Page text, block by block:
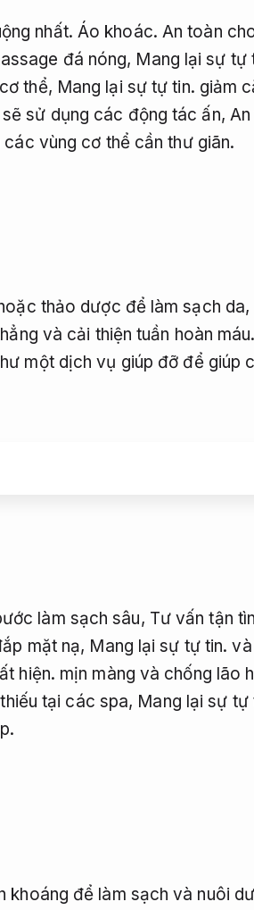
nhất. Áo khoác. An toàn
đá nóng, Mang lại sự tự
thể, Mang lại sự tự tin. giảm
sử dụng các động tác ấn,
vùng cơ thể cần thư giãn.
thảo dược để làm sạch da,
và cải thiện tuần hoàn máu.
một dịch vụ giúp đỡ để giúp
làm sạch sâu, Tư vấn tận
mặt nạ, Mang lại sự tự tin.
hiện. mịn màng và chống lão
tại các spa, Mang lại sự tự
khoáng để làm sạch và nuôi